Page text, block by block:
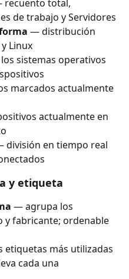
total,
de trabajo y Servidores
— distribución
Linux
sistemas operativos
marcados actualmente
actualmente en
división en tiempo real
y etiqueta
— agrupa los
y fabricante; ordenable
etiquetas más utilizadas
cada una